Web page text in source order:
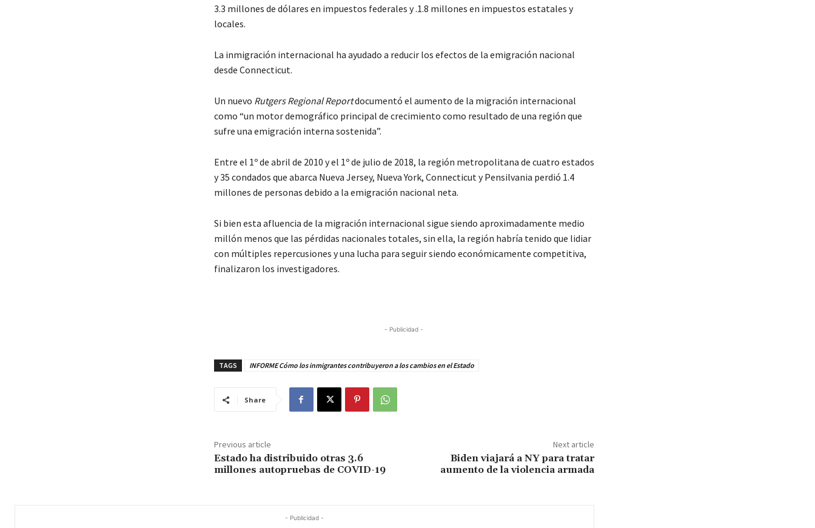
3.3 millones de dólares en impuestos federales y .1.8 millones en impuestos estatales y
locales.
La inmigración internacional ha ayudado a reducir los efectos de la emigración nacional
desde Connecticut.
Un nuevo Rutgers Regional Reportdocumentó el aumento de la migración internacional
como “un motor demográfico principal de crecimiento como resultado de una región que
sufre una emigración interna sostenida”.
Entre el 1º de abril de 2010 y el 1º de julio de 2018, la región metropolitana de cuatro estados
y 35 condados que abarca Nueva Jersey, Nueva York, Connecticut y Pensilvania perdió 1.4
millones de personas debido a la emigración nacional neta.
Si bien esta afluencia de la migración internacional sigue siendo aproximadamente medio
millón menos que las pérdidas nacionales totales, sin ella, la región habría tenido que lidiar
con múltiples repercusiones y una lucha para seguir siendo económicamente competitiva,
finalizaron los investigadores.
- Publicidad -
TAGS INFORME Cómo los inmigrantes contribuyeron a los cambios en el Estado
Share
Previous article
Estado ha distribuido otras 3.6
millones autopruebas de COVID-19
Next article
Biden viajará a NY para tratar
aumento de la violencia armada
- Publicidad -